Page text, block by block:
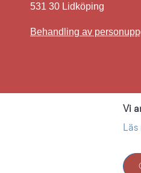
Vi
531 30 Lidköping
Behandling av